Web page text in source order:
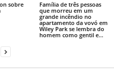
sobre
Família de três pessoas
que morreu em um
grande incêndio no
apartamento da vovó em
Wiley Park se lembra do
homem como gentil e...